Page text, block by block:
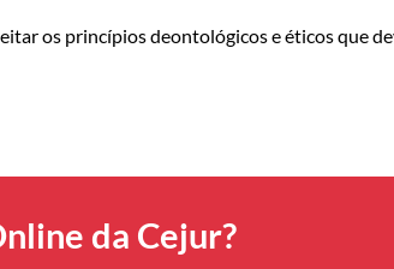
os princípios deontológicos e éticos que
da Cejur?